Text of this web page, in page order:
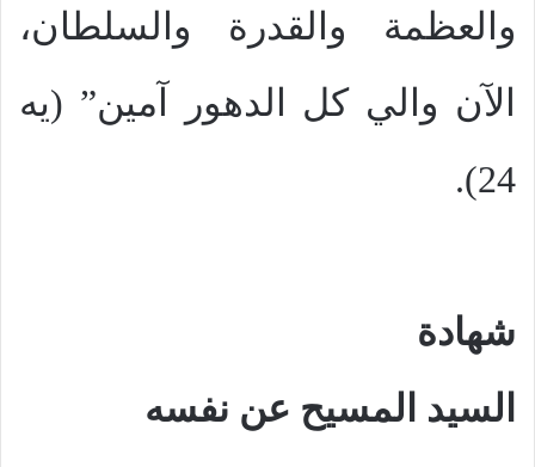
والعظمة والقدرة والسلطان،
الآن والي كل الدهور آمين” (يه
24).
شهادة
السيد المسيح عن نفسه